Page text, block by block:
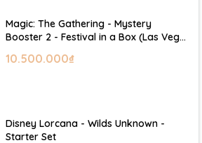
Magic: The Gathering - Mystery
Booster 2 - Festival in a Box (Las Vegas
10.500.000₫
Disney Lorcana - Wilds Unknown -
Starter Set